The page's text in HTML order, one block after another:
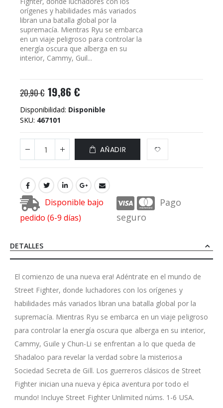
orígenes y habilidades más variados
libran una batalla global por la
supremacía. Mientras Ryu se embarca
en un viaje peligroso para controlar la
energía oscura que alberga en su
interior, Cammy, Guil...
20,90 € 19,86 €
Disponibilidad: Disponible
SKU 467101
AÑADIR
Disponible bajo
pedido (6-9 días)
Pago
seguro
DETALLES
El comienzo de una nueva era! Adéntrate en el mundo de
Street Fighter, donde luchadores con los orígenes y
habilidades más variados libran una batalla global por la
supremacía. Mientras Ryu se embarca en un viaje peligroso
para controlar la energía oscura que alberga en su interior,
Cammy, Guile y Chun-Li se enfrentan a lo que queda de
Shadaloo para revelar la verdad sobre la misteriosa
Sociedad Secreta de Gill. Los guerreros clásicos de Street
Fighter inician una nueva y épica aventura por todo el
mundo! Incluye Street Fighter Unlimited núms. 1-6 USA.